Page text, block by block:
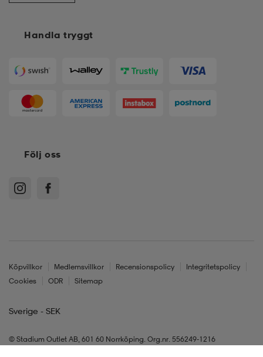
Handla tryggt
Följ oss
Köpvillkor Medlemsvillkor Recensionspolicy
Integritetspolicy
Cookies
ODR Sitemap
Sverige - SEK
© Stadium Outlet AB, 601 60 Norrköping. Org.nr. 556249-1216